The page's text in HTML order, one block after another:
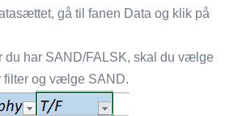
gå til fanen Data og klik på
du har SAND/FALSK, skal du vælge
filter og vælge SAND.